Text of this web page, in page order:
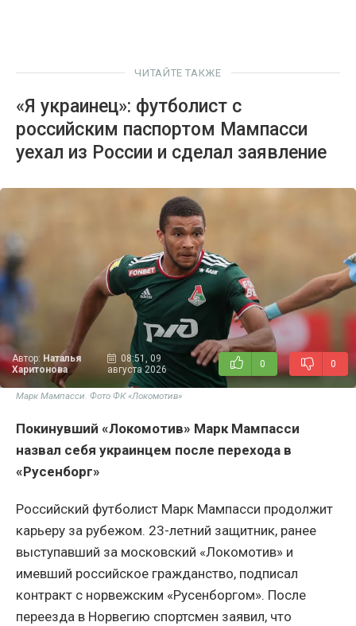
ЧИТАЙТЕ ТАКЖЕ
«Я украинец»: футболист с
российским паспортом Мампасси
уехал из России и сделал заявление
Автор: Наталья
Харитонова
08:51, 09
августа 2026
0 0
Марк Мампасси. Фото ФК «Локомотив»
Покинувший «Локомотив» Марк Мампасси
назвал себя украинцем после перехода в
«Русенборг»
Российский футболист Марк Мампасси продолжит
карьеру за рубежом. 23-летний защитник, ранее
выступавший за московский «Локомотив» и
имевший российское гражданство, подписал
контракт с норвежским «Русенборгом». После
переезда в Норвегию спортсмен заявил, что